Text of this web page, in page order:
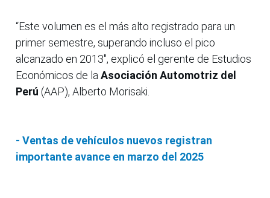
“Este volumen es el más alto registrado para un
primer semestre, superando incluso el pico
alcanzado en 2013", explicó el gerente de Estudios
Económicos de la Asociación Automotriz del
Perú (AAP), Alberto Morisaki.
- Ventas de vehículos nuevos registran
importante avance en marzo del 2025